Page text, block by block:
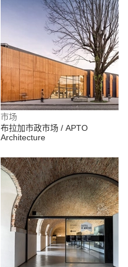
市场
布拉加市政市场 / APTO
Architecture